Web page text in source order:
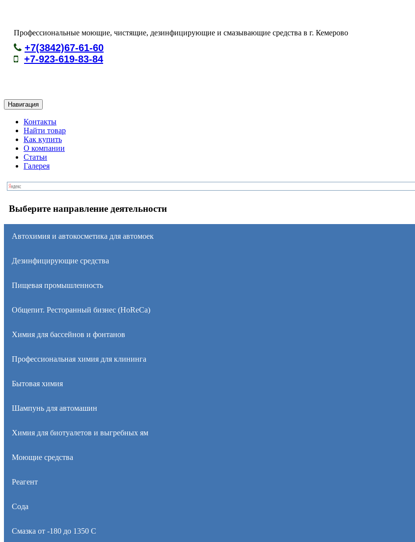
Профессиональные моющие, чистящие, дезинфицирующие и смазывающие средства в г. Кемерово
+7(3842)67-61-60
+7-923-619-83-84
Навигация
Контакты
Найти товар
Как купить
О компании
Статьи
Галерея
Выберите направление деятельности
Автохимия и автокосметика для автомоек
Дезинфицирующие средства
Пищевая промышленность
Общепит. Ресторанный бизнес (HoReCa)
Химия для бассейнов и фонтанов
Профессиональная химия для клининга
Бытовая химия
Шампунь для автомашин
Химия для биотуалетов и выгребных ям
Моющие средства
Реагент
Сода
Смазка от -180 до 1350 С